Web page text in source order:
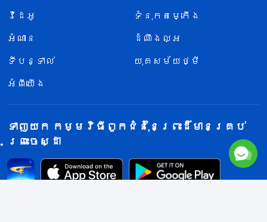
វីដេអូ
ទំនុកតម្កើង
អំណាន
ដំណឹងល្អ
ទីបន្ទាល់
យុគសម័យថ្មី
អំពីយើង
ទាញយក កម្មវិធីពួកជំនុំនៃព្រះដ៏មានគ្រប់
ព្រះចេស្ដា